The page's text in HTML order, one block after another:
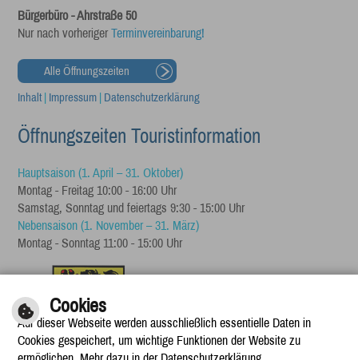
Bürgerbüro - Ahrstraße 50
Nur nach vorherigerTerminvereinbarung!
Alle Öffnungszeiten
Inhalt Impressum Datenschutzerklärung
Öffnungszeiten Touristinformation
Hauptsaison (1. April – 31. Oktober)
Montag - Freitag 10:00 - 16:00 Uhr
Samstag, Sonntag und feiertags 9:30 - 15:00 Uhr
Nebensaison (1. November – 31. März)
Montag - Sonntag 11:00 - 15:00 Uhr
Cookies
Auf dieser Webseite werden ausschließlich essentielle Daten in
Cookies gespeichert, um wichtige Funktionen der Website zu